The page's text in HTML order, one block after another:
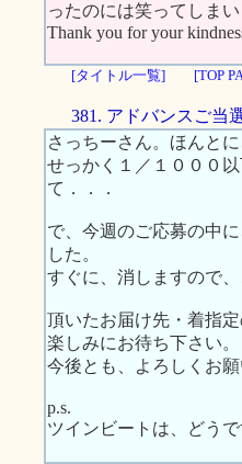
ったのには笑ってしま
Thank you for your
[タイトル一覧] [TOP
381. アドバンスご当
さっちーさん。ほんと
せっかく１／１０００
て．．．
で、今週のご応募の中
した。
すぐに、消しますので、
頂いたお届け先・着指
楽しみにお待ち下さい。
今後とも、よろしくお願
p.s.
ツインビートは、どう